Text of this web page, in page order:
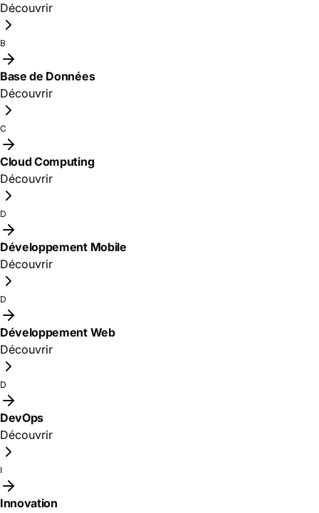
Découvrir
B
Base de Données
Découvrir
C
Cloud Computing
Découvrir
D
Développement Mobile
Découvrir
D
Développement Web
Découvrir
D
DevOps
Découvrir
I
Innovation